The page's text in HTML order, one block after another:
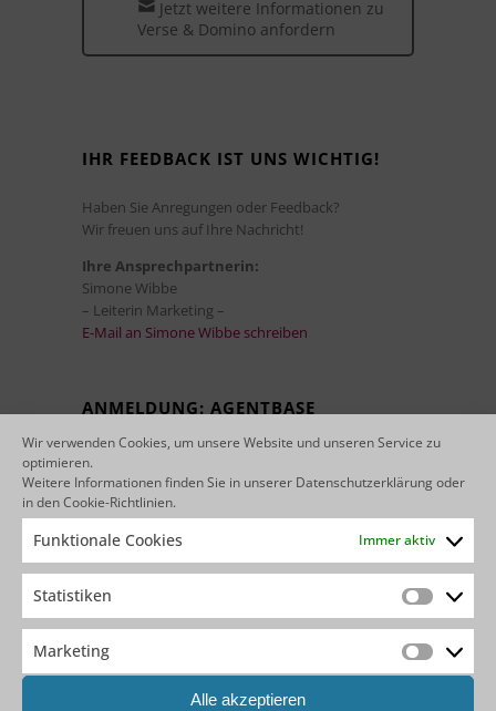
Wir verwenden Cookies, um unsere Website und unseren Service zu
optimieren.
Weitere Informationen finden Sie in unserer Datenschutzerklärungoder
in denCookie-Richtlinien.
Funktionale Cookies Immer aktiv
Statistiken
Marketing
Alle akzeptieren
Jetzt weitere Informationen zu
Verse & Domino anfordern
IHR FEEDBACK IST UNS WICHTIG!
Haben Sie Anregungen oder Feedback?
Wir freuen uns auf Ihre Nachricht!
Ihre Ansprechpartnerin:
Simone Wibbe
– Leiterin Marketing –
E-Mail an Simone Wibbe schreiben
ANMELDUNG: AGENTBASE
Möchten Sie unseren agentbase Newsletter
erhalten? Dann melden Sie sich noch heute mit
Ihren Schwerpunktthemen an:zur Newsletter-
Anmeldung
WEITERE BEITRÄGE
Vier Webinare, ein roter Faden: Ein Rückblick auf
die Agentic-Systems-Engineering-Reihe